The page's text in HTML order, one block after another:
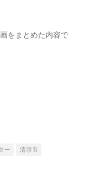
をまとめた内容で
ー 清須市